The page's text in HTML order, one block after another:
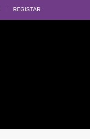
REGISTAR